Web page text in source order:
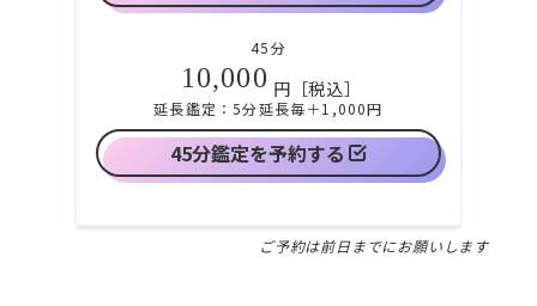
45分
10,000 円［税込］
延長鑑定：5分延長毎＋1,000円
45分鑑定を予約する
ご予約は前日までにお願いします